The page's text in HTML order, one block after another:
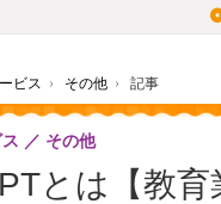
ビス › その他 › 記事
とは【教育
その他